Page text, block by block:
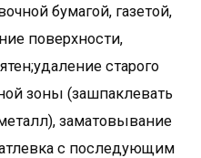
бумагой, газетой,
поверхности,
старого
зоны (зашпаклевать
заматовывание
с последующим